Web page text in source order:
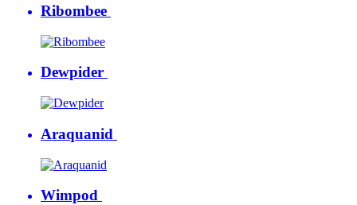
Ribombee
Dewpider
Araquanid
Wimpod